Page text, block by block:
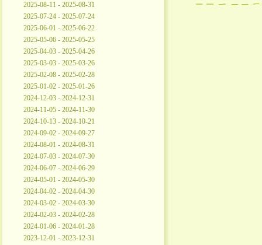
2025-08-11 - 2025-08-31
2025-07-24 - 2025-07-24
2025-06-01 - 2025-06-22
2025-05-06 - 2025-05-25
2025-04-03 - 2025-04-26
2025-03-03 - 2025-03-26
2025-02-08 - 2025-02-28
2025-01-02 - 2025-01-26
2024-12-03 - 2024-12-31
2024-11-05 - 2024-11-30
2024-10-13 - 2024-10-21
2024-09-02 - 2024-09-27
2024-08-01 - 2024-08-31
2024-07-03 - 2024-07-30
2024-06-07 - 2024-06-29
2024-05-01 - 2024-05-30
2024-04-02 - 2024-04-30
2024-03-02 - 2024-03-30
2024-02-03 - 2024-02-28
2024-01-06 - 2024-01-28
2023-12-01 - 2023-12-31